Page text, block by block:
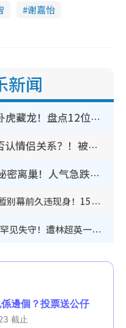
谢嘉怡
新闻
《爱·回家》隐形富豪卧虎藏龙！盘点12位财气逼人的有钱艺人：这位美女3亿身家不愁做
叶泓文拍拖一周年亲口否认情侣关系？！被质疑感情造假竟称GM“普通同事”
30岁男艺人低调宣布已秘密离巢！人气急跌变失踪人口：“这几年过得并不容易”
《爱·回家》童星Philip仔暂别幕前久违现身！15岁近况暴风成长长高变帅气少年
TVB新闻主播陈嘉欣镜头前罕见失守！遭林超英一句话突袭吓坏当场大笑